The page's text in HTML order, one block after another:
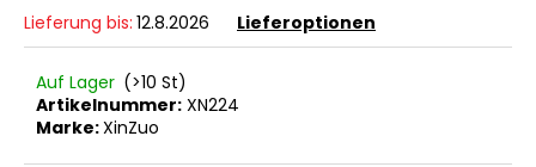
Lieferung bis: 12.8.2026 Lieferoptionen
Auf Lager (>10 St)
Artikelnummer: XN224
Marke:XinZuo
e
n